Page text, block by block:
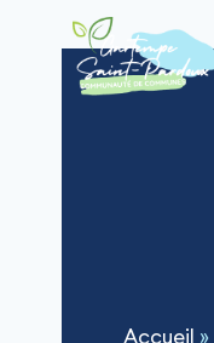
contenu
Accueil »